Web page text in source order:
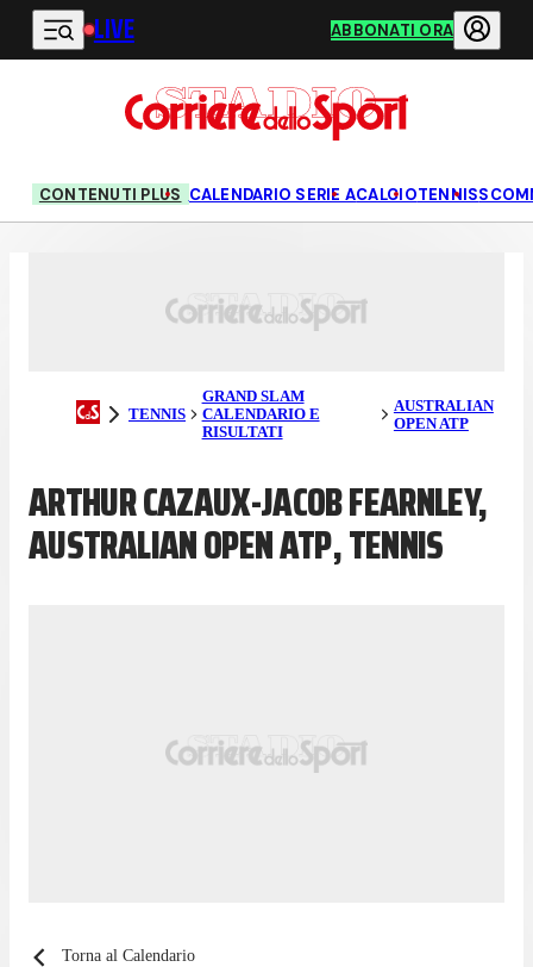
Vai al contenuto principale
LIVE ABBONATI ORA
CONTENUTI PLUS CALENDARIO SERIE ACALCIOTENNIS
TENNIS
GRAND SLAM
CALENDARIO E
RISULTATI
AUSTRALIAN
OPEN ATP
ARTHUR CAZAUX-JACOB FEARNLEY,
AUSTRALIAN OPEN ATP, TENNIS
Torna al Calendario